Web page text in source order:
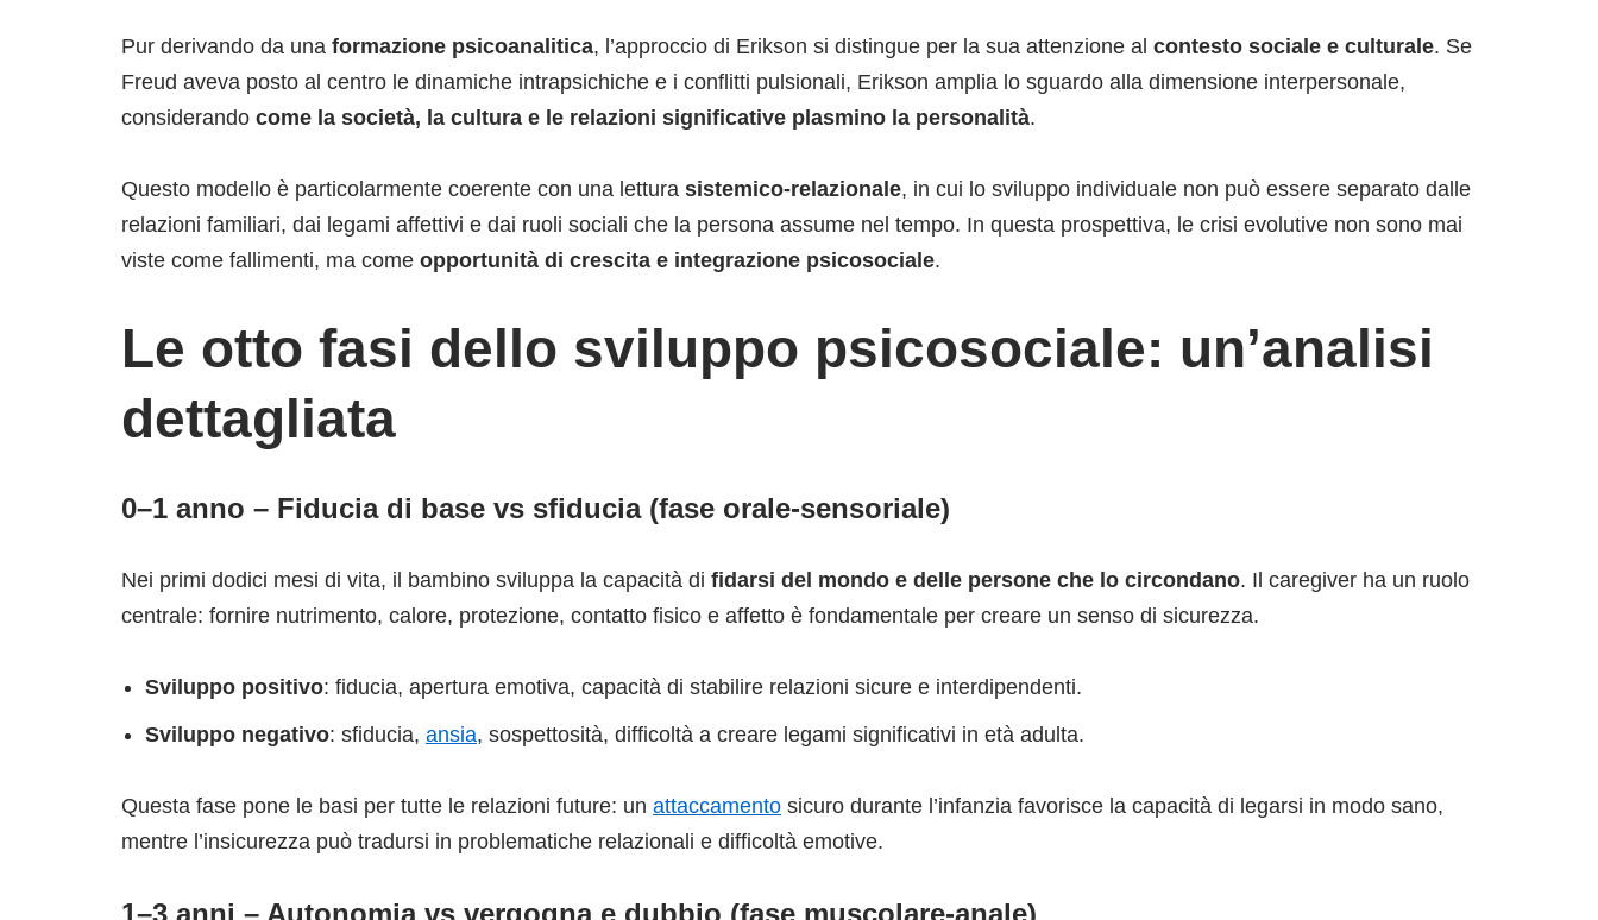
Pur derivando da una formazione psicoanalitica, l’approccio di Erikson si distingue per la sua attenzione al contesto sociale e culturale. Se
Freud aveva posto al centro le dinamiche intrapsichiche e i conflitti pulsionali, Erikson amplia lo sguardo alla dimensione interpersonale,
considerando come la società, la cultura e le relazioni significative plasmino la personalità.
Questo modello è particolarmente coerente con una lettura sistemico-relazionale, in cui lo sviluppo individuale non può essere separato dalle
relazioni familiari, dai legami affettivi e dai ruoli sociali che la persona assume nel tempo. In questa prospettiva, le crisi evolutive non sono mai
viste come fallimenti, ma come opportunità di crescita e integrazione psicosociale.
Le otto fasi dello sviluppo psicosociale: un’analisi
dettagliata
0–1 anno – Fiducia di base vs sfiducia (fase orale-sensoriale)
Nei primi dodici mesi di vita, il bambino sviluppa la capacità di fidarsi del mondo e delle persone che lo circondano. Il caregiver ha un ruolo
centrale: fornire nutrimento, calore, protezione, contatto fisico e affetto è fondamentale per creare un senso di sicurezza.
Sviluppo positivo: fiducia, apertura emotiva, capacità di stabilire relazioni sicure e interdipendenti.
Sviluppo negativo: sfiducia, ansia, sospettosità, difficoltà a creare legami significativi in età adulta.
Questa fase pone le basi per tutte le relazioni future: un attaccamento sicuro durante l’infanzia favorisce la capacità di legarsi in modo sano,
mentre l’insicurezza può tradursi in problematiche relazionali e difficoltà emotive.
1–3 anni – Autonomia vs vergogna e dubbio (fase muscolare-anale)